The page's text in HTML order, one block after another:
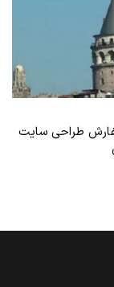
طراحی سایت